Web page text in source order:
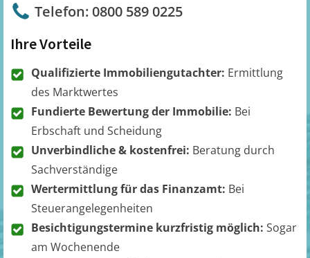
Telefon: 0800 589 0225
Ihre Vorteile
Qualifizierte Immobiliengutachter: Ermittlung
des Marktwertes
Fundierte Bewertung der Immobilie: Bei
Erbschaft und Scheidung
Unverbindliche & kostenfrei: Beratung durch
Sachverständige
Wertermittlung für das Finanzamt: Bei
Steuerangelegenheiten
Besichtigungstermine kurzfristig möglich: Sogar
am Wochenende